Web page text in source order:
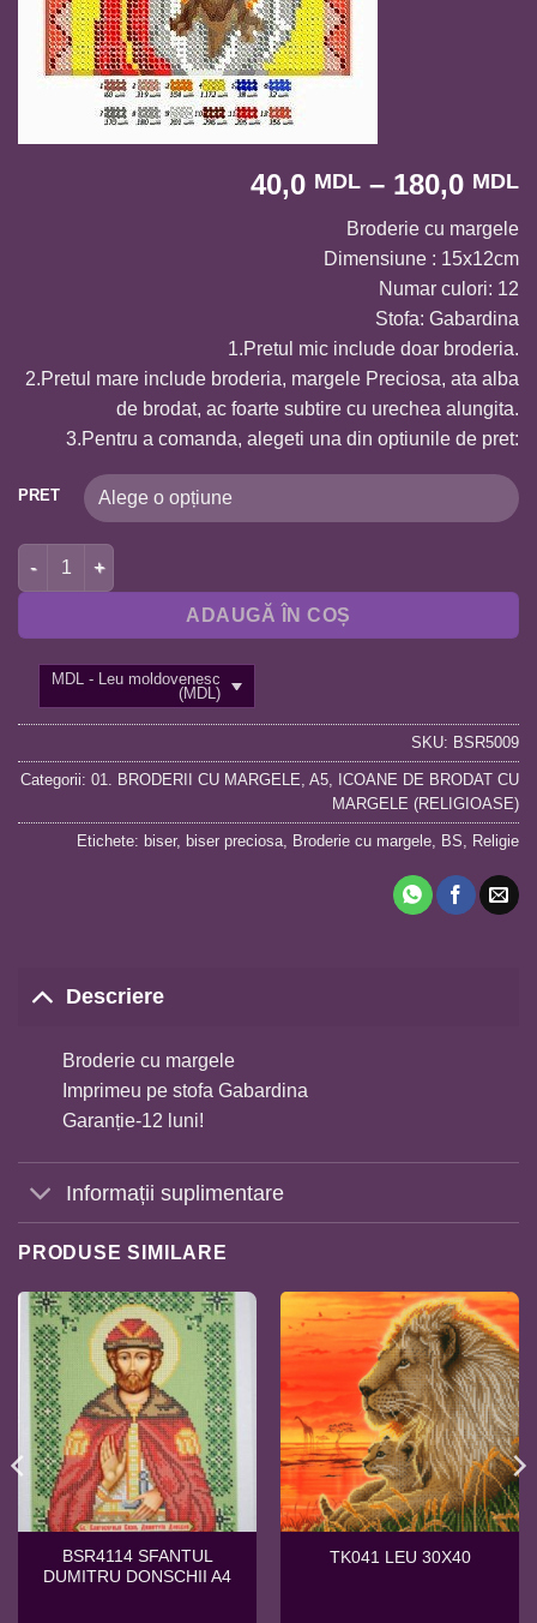
40,0 MDL – 180,0 MDL
Broderie cu margele
Dimensiune : 15x12cm
Numar culori: 12
Stofa: Gabardina
1.Pretul mic include doar broderia.
2.Pretul mare include broderia, margele Preciosa, ata alba
de brodat, ac foarte subtire cu urechea alungita.
3.Pentru a comanda, alegeti una din optiunile de pret:
PRET
Cantitate BSR5009 SFANTA VERONICA A5
ADAUGĂ ÎN COȘ
MDL - Leu moldovenesc
(MDL)
SKU: BSR5009
Categorii: 01. BRODERII CU MARGELE A5
ICOANE DE BRODAT CU
MARGELE (RELIGIOASE)
Etichete: biser, biser preciosa Broderie cu margele BS Religie
Descriere
Broderie cu margele
Imprimeu pe stofa Gabardina
Garanție-12 luni!
Informații suplimentare
PRODUSE SIMILARE
BSR4114 SFANTUL
DUMITRU DONSCHII A4
TK041 LEU 30X40